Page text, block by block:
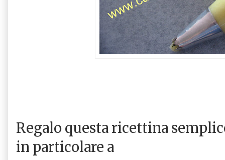
Regalo questa ricettina
in particolare a